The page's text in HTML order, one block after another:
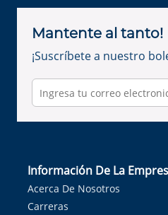
Mantente al tanto!
¡Suscríbete a nuestro
Información De La
Acerca De Nosotros
Carreras